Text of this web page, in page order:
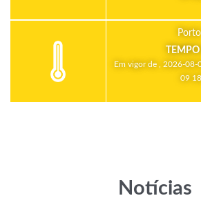
Em vigor de , 2026-
09
Notícias